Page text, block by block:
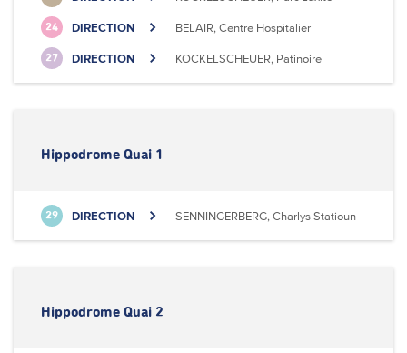
24 DIRECTION BELAIR, Centre Hospitalier
27 DIRECTION KOCKELSCHEUER, Patinoire
Hippodrome Quai 1
29 DIRECTION SENNINGERBERG, Charlys Statioun
Hippodrome Quai 2